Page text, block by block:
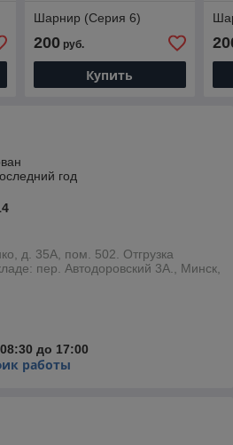
Шарнир (Серия 6)
200руб.
Купить
год
д. 35А, пом. 502. Отгрузка
пер. Автодоровский 3А., Минск,
до 17:00
работы